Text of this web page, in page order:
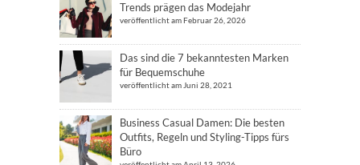
Trends prägen das Modejahr
veröffentlicht am Februar 26, 2026
Das sind die 7 bekanntesten Marken
für Bequemschuhe
veröffentlicht am Juni 28, 2021
Business Casual Damen: Die besten
Outfits, Regeln und Styling-Tipps fürs
Büro